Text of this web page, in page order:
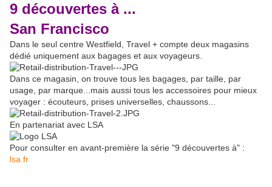
9 découvertes à ...
San Francisco
Dans le seul centre Westfield, Travel + compte deux magasins
dédié uniquement aux bagages et aux voyageurs.
Dans ce magasin, on trouve tous les bagages, par taille, par
usage, par marque...mais aussi tous les accessoires pour mieux
voyager : écouteurs, prises universelles, chaussons...
En partenariat avec LSA
Pour consulter en avant-première la série "9 découvertes à" :
lsa.fr